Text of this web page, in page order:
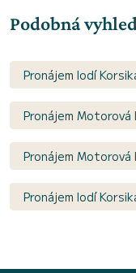
Podobná
Pronájem lodí
Pronájem
Pronájem
Pronájem lodí